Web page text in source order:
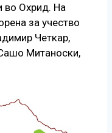
во Охрид. На
за учество
Четкар,
Митаноски,